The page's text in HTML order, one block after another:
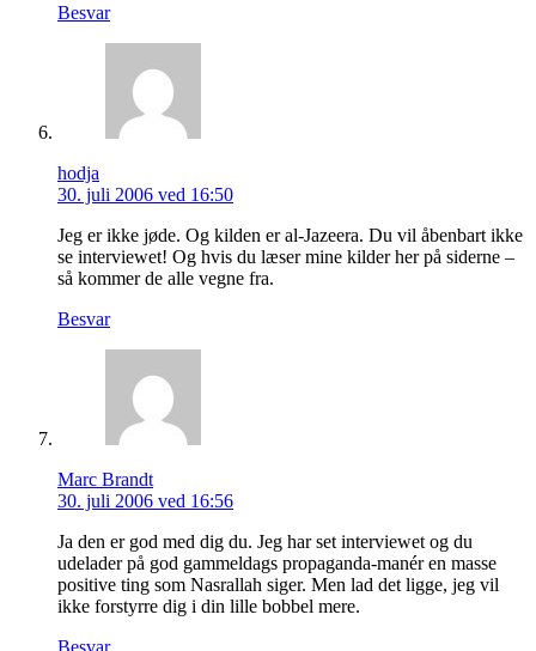
Besvar
hodja
30. juli 2006 ved 16:50
Jeg er ikke jøde. Og kilden er al-Jazeera. Du vil åbenbart ikke
se interviewet! Og hvis du læser mine kilder her på siderne –
så kommer de alle vegne fra.
Besvar
Marc Brandt
30. juli 2006 ved 16:56
Ja den er god med dig du. Jeg har set interviewet og du
udelader på god gammeldags propaganda-manér en masse
positive ting som Nasrallah siger. Men lad det ligge, jeg vil
ikke forstyrre dig i din lille bobbel mere.
Besvar